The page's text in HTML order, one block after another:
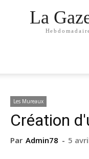
La
Les Mureaux
Création
Par Admin78 - 5